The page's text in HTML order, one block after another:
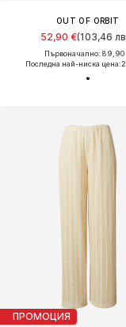
OUT OF ORBIT
52,90 €(103,46
Първоначално: 89,90
Последна най-ниска цена:
ПРОМОЦИЯ